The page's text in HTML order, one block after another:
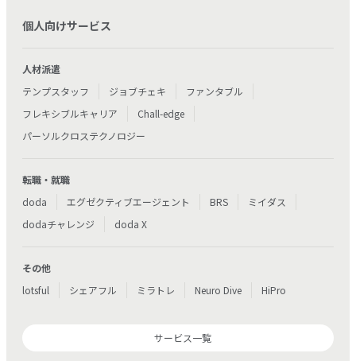
個人向けサービス
人材派遣
テンプスタッフ
ジョブチェキ
ファンタブル
フレキシブルキャリア
Chall-edge
パーソルクロステクノロジー
転職・就職
doda
エグゼクティブエージェント BRS
ミイダス
dodaチャレンジ
doda X
その他
lotsful
シェアフル ミラトレ Neuro Dive HiPro
サービス一覧